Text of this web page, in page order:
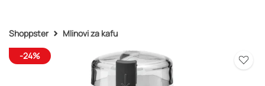
Shoppster
Mlinovi za kafu
-24%